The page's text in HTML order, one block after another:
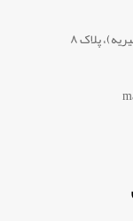
پلاک ۸